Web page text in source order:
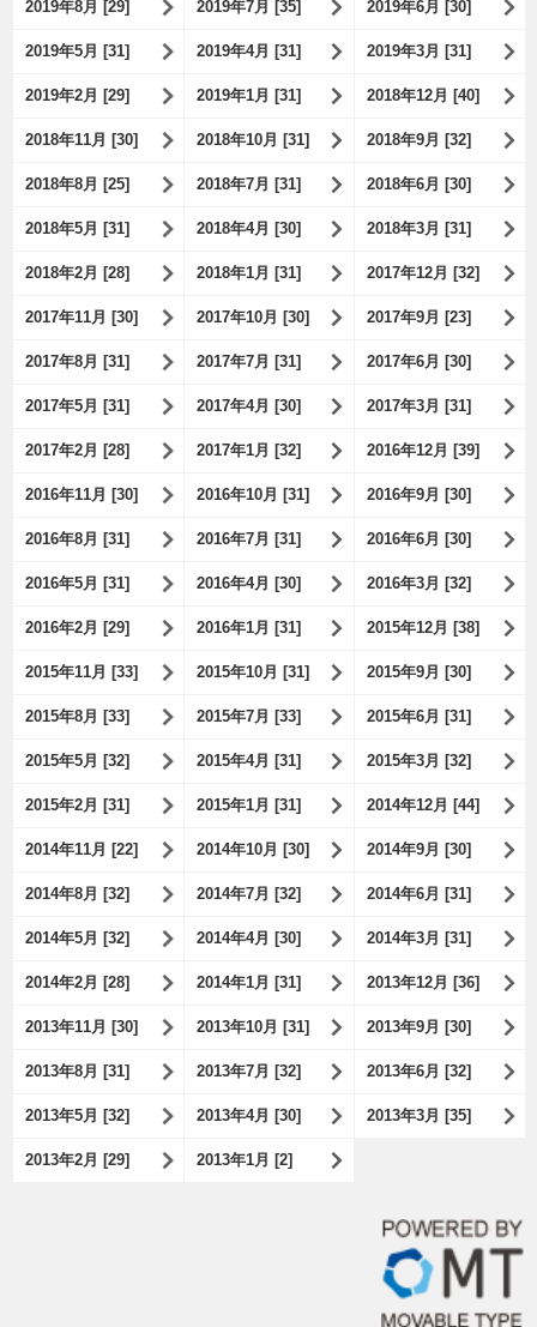
2019年8月 [29] 2019年7月 [35] 2019年6月 [30]
2019年5月 [31] 2019年4月 [31] 2019年3月 [31]
2019年2月 [29] 2019年1月 [31] 2018年12月 [40]
2018年11月 [30] 2018年10月 [31] 2018年9月 [32]
2018年8月 [25] 2018年7月 [31] 2018年6月 [30]
2018年5月 [31] 2018年4月 [30] 2018年3月 [31]
2018年2月 [28] 2018年1月 [31] 2017年12月 [32]
2017年11月 [30] 2017年10月 [30] 2017年9月 [23]
2017年8月 [31] 2017年7月 [31] 2017年6月 [30]
2017年5月 [31] 2017年4月 [30] 2017年3月 [31]
2017年2月 [28] 2017年1月 [32] 2016年12月 [39]
2016年11月 [30] 2016年10月 [31] 2016年9月 [30]
2016年8月 [31] 2016年7月 [31] 2016年6月 [30]
2016年5月 [31] 2016年4月 [30] 2016年3月 [32]
2016年2月 [29] 2016年1月 [31] 2015年12月 [38]
2015年11月 [33] 2015年10月 [31] 2015年9月 [30]
2015年8月 [33] 2015年7月 [33] 2015年6月 [31]
2015年5月 [32] 2015年4月 [31] 2015年3月 [32]
2015年2月 [31] 2015年1月 [31] 2014年12月 [44]
2014年11月 [22] 2014年10月 [30] 2014年9月 [30]
2014年8月 [32] 2014年7月 [32] 2014年6月 [31]
2014年5月 [32] 2014年4月 [30] 2014年3月 [31]
2014年2月 [28] 2014年1月 [31] 2013年12月 [36]
2013年11月 [30] 2013年10月 [31] 2013年9月 [30]
2013年8月 [31] 2013年7月 [32] 2013年6月 [32]
2013年5月 [32] 2013年4月 [30] 2013年3月 [35]
2013年2月 [29] 2013年1月 [2]